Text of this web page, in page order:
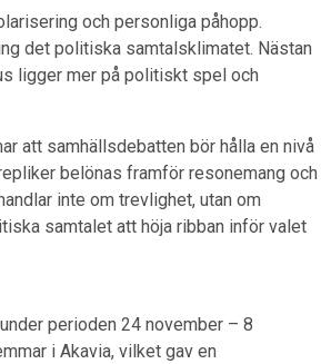
och personliga påhopp.
det politiska samtalsklimatet. Nästan
ligger mer på politiskt spel och
att samhällsdebatten bör hålla en nivå
belönas framför resonemang och
inte om trevlighet, utan om
samtalet att höja ribban inför valet
perioden 24 november – 8
i Akavia, vilket gav en